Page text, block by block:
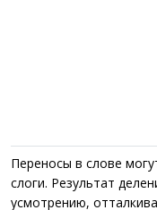
Переносы в слове
слоги. Результат
усмотрению,